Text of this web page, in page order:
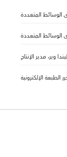
الوسائط المتعددة
الوسائط المتعددة
وير، مدير الإنتاج
الطبعة الإلكترونية